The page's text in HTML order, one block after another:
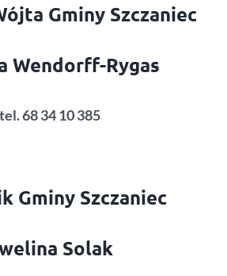
Gminy Szczaniec
Wendorff-Rygas
tel. 68 34 10 385
Gminy Szczaniec
Solak